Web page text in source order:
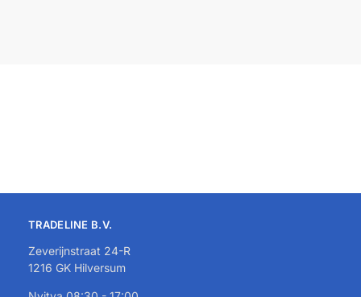
TRADELINE B.V.
Zeverijnstraat 24-R
1216 GK Hilversum